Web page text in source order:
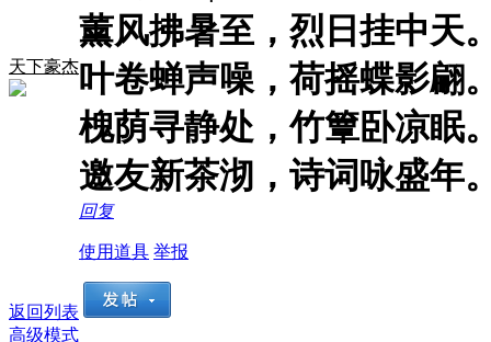
天下豪杰
薰风拂暑至，烈日挂中天
叶卷蝉声噪，荷摇蝶影翩
槐荫寻静处，竹簟卧凉眠
邀友新茶沏，诗词咏盛年
回复
使用道具 举报
返回列表
高级模式